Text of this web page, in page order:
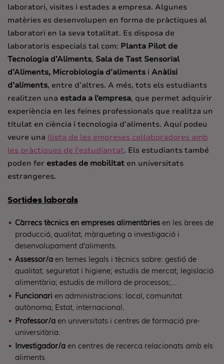
laboratori, visites i estades a empresa. Algunes
matèries es desenvolupen en forma de pràctiques al
laboratori en la seva totalitat. Es disposa de
laboratoris especials tal com: Planta Pilot de
Tecnologia d’Aliments, Sala de Tast Sensorial
d’Aliments, Microbiologia d’aliments i Anàlisi
d’aliments, entre d’altres. A més, tots els estudiants
realitzen una estada a l’empresa, que permet adquirir
experiència en les feines professionals que realitza un
titulat en ciència i tecnologia d’aliments. Aquí podeu
veure una llista de les empreses col·laboradores amb
les pràctiques de l'estudiantat. Els estudiants també
poden fer estades de mobilitat en universitats
estrangeres.
Sortides laborals
Càrrecs tècnics en empreses alimentàriesen les àrees de
producció, qualitat, màrqueting o investigació i
desenvolupament d’aliments.
Assessor/aen temes legals i tècnics sobre: gestió de
qualitat; seguretat i higiene; estudis de mercat; legislació
alimentària; estudis de millora de processos;…
Funcionari en administracions: local, comunitat
autònoma, Estat, internacional.
Professor/aen universitats i centres de formació pre-
universitària.
Investigador/aen centres de recerca relacionats amb els
aliments